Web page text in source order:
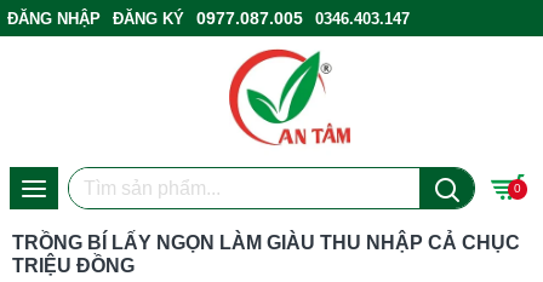
ĐĂNG NHẬP ĐĂNG KÝ 0977.087.005
0346.403.147
0
TRỒNG BÍ LẤY NGỌN LÀM GIÀU THU NHẬP CẢ CHỤC
TRIỆU ĐỒNG